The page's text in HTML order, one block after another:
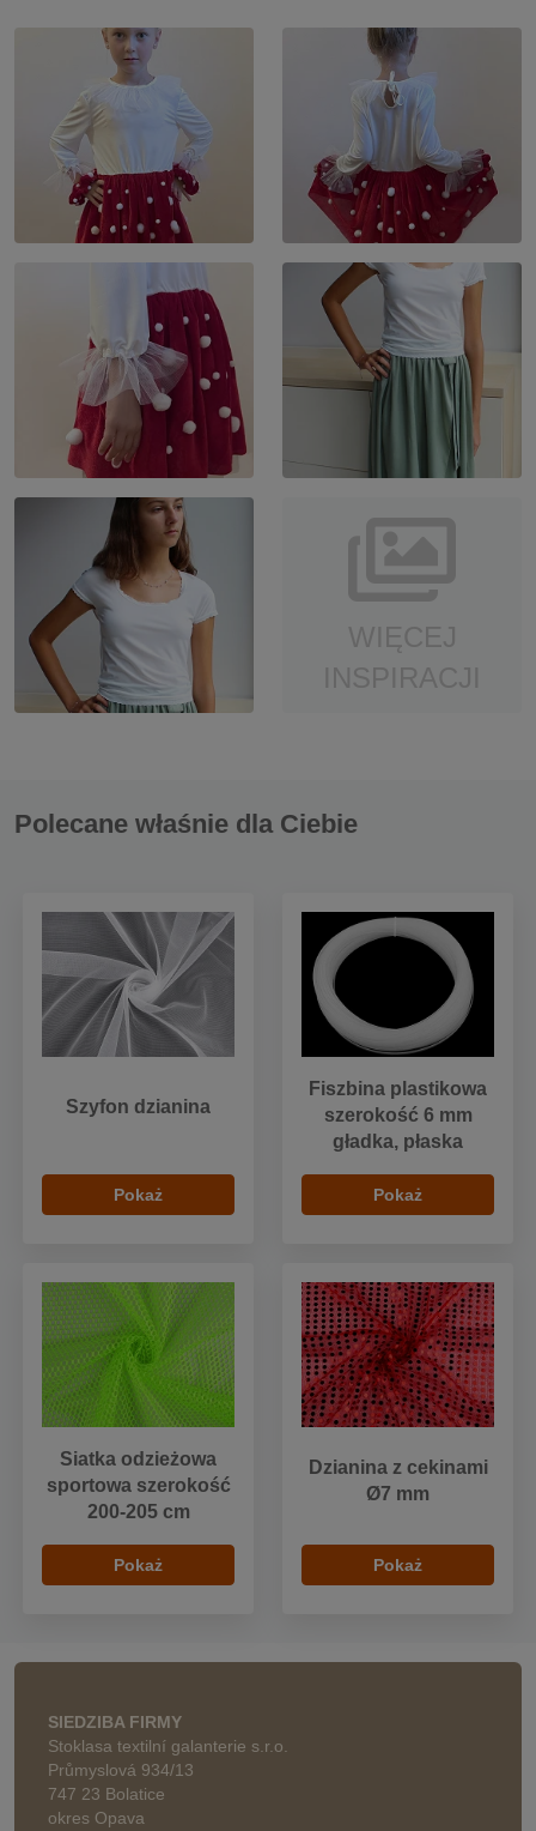
Polecane właśnie dla Ciebie
Szyfon dzianina
Pokaż
Fiszbina plastikowa
szerokość 6 mm
gładka, płaska
Pokaż
Siatka odzieżowa
sportowa szerokość
200-205 cm
Pokaż
Dzianina z cekinami
Ø7 mm
Pokaż
SIEDZIBA FIRMY
Stoklasa textilní galanterie s.r.o.
Průmyslová 934/13
747 23 Bolatice
okres Opava